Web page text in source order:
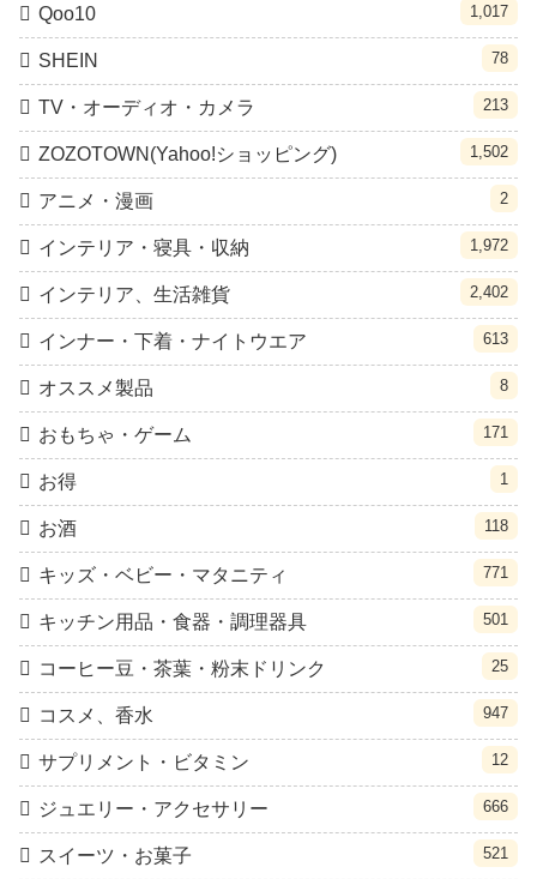
Qoo10 1,017
SHEIN 78
TV・オーディオ・カメラ 213
ZOZOTOWN(Yahoo!ショッピング) 1,502
アニメ・漫画 2
インテリア・寝具・収納 1,972
インテリア、生活雑貨 2,402
インナー・下着・ナイトウエア 613
オススメ製品 8
おもちゃ・ゲーム 171
お得 1
お酒 118
キッズ・ベビー・マタニティ 771
キッチン用品・食器・調理器具 501
コーヒー豆・茶葉・粉末ドリンク 25
コスメ、香水 947
サプリメント・ビタミン 12
ジュエリー・アクセサリー 666
スイーツ・お菓子 521